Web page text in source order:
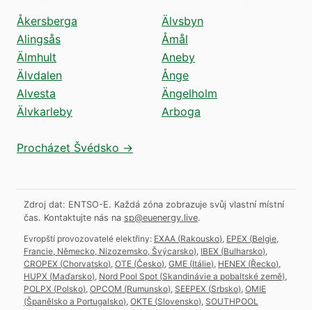
Åkersberga
Alingsås
Älmhult
Älvdalen
Alvesta
Älvkarleby
Älvsbyn
Åmål
Aneby
Ånge
Ängelholm
Arboga
Procházet Švédsko →
Zdroj dat: ENTSO-E. Každá zóna zobrazuje svůj vlastní místní
čas. Kontaktujte nás na sp@euenergy.live.
Evropští provozovatelé elektřiny: EXAA (Rakousko) EPEX (Belgie,
Francie, Německo, Nizozemsko, Švýcarsko) IBEX (Bulharsko)
CROPEX (Chorvatsko) OTE (Česko) GME (Itálie) HENEX (Řecko)
HUPX (Maďarsko) Nord Pool Spot (Skandinávie a pobaltské země)
POLPX (Polsko) OPCOM (Rumunsko) SEEPEX (Srbsko) OMIE
(Španělsko a Portugalsko) OKTE (Slovensko) SOUTHPOOL